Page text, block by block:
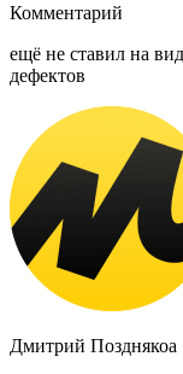
Комментарий
ещё не ставил на
дефектов
Дмитрий Позднякоа